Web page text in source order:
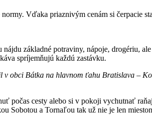
Vďaka priaznivým cenám si čerpacie
základné potraviny, nápoje, drogériu,
spríjemňujú každú zastávku.
v obci Bátka na hlavnom ťahu Bratislava –
počas cesty alebo si v pokoji vychutnať
Sobotou a Tornaľou tak už nie je len